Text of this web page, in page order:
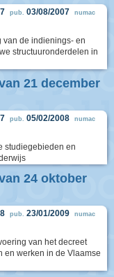
pub. 03/08/2007 numac
van de indienings- en
structuuronderdelen in
21 december
pub. 05/02/2008 numac
studiegebieden en
24 oktober
pub. 23/01/2009 numac
van het decreet
en werken in de Vlaamse